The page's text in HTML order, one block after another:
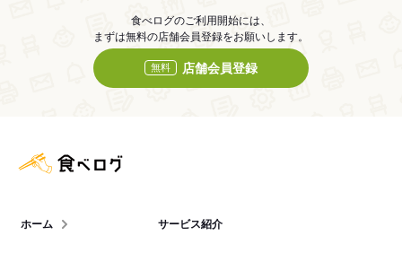
食べログのご利用開始には、
まずは無料の店舗会員登録をお願いします。
無料 店舗会員登録
ホーム サービス紹介